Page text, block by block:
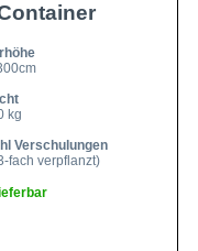
kg
Verschulungen
fach verpflanzt)